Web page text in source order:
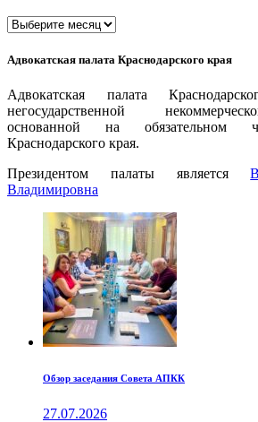
Архивы
Адвокатская палата Краснодарского края
Адвокатская палата
негосударственной
основанной на обязательном
Краснодарского края.
Президентом палаты является
Владимировна
Обзор заседания Совета АПКК
27.07.2026